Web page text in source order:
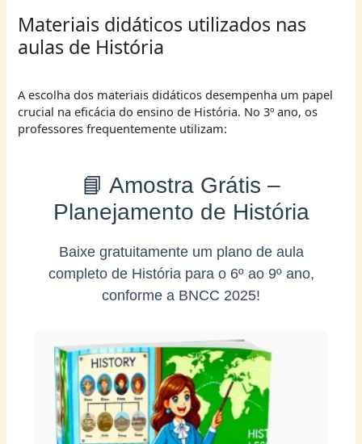
Materiais didáticos utilizados nas
aulas de História
A escolha dos materiais didáticos desempenha um papel
crucial na eficácia do ensino de História. No 3º ano, os
professores frequentemente utilizam:
📘 Amostra Grátis –
Planejamento de História
Baixe gratuitamente um plano de aula
completo de História para o 6º ao 9º ano,
conforme a BNCC 2025!